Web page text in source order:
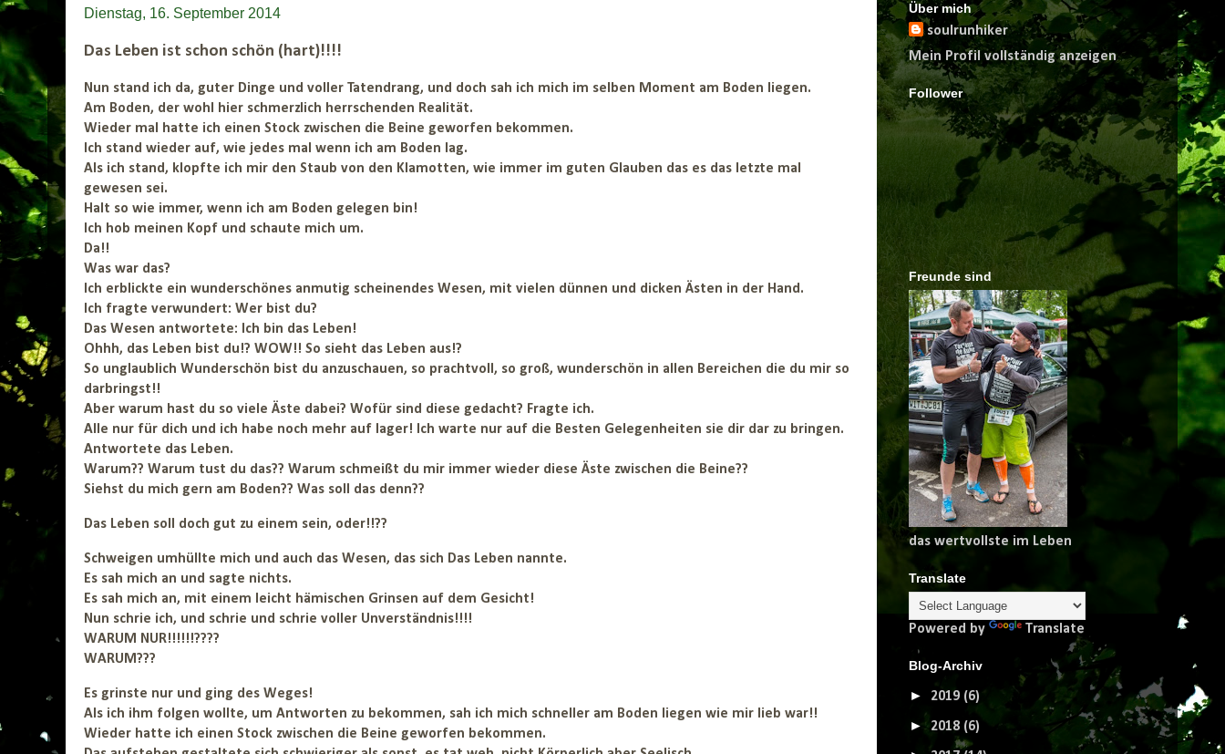
Dienstag, 16. September 2014
Das Leben ist schon schön (hart)!!!!
Nun stand ich da, guter Dinge und voller Tatendrang, und doch sah ich mich im selben Moment am Boden liegen.
Am Boden, der wohl hier schmerzlich herrschenden Realität.
Wieder mal hatte ich einen Stock zwischen die Beine geworfen bekommen.
Ich stand wieder auf, wie jedes mal wenn ich am Boden lag.
Als ich stand, klopfte ich mir den Staub von den Klamotten, wie immer im guten Glauben das es das letzte mal
gewesen sei.
Halt so wie immer, wenn ich am Boden gelegen bin!
Ich hob meinen Kopf und schaute mich um.
Da!!
Was war das?
Ich erblickte ein wunderschönes anmutig scheinendes Wesen, mit vielen dünnen und dicken Ästen in der Hand.
Ich fragte verwundert: Wer bist du?
Das Wesen antwortete: Ich bin das Leben!
Ohhh, das Leben bist du!? WOW!! So sieht das Leben aus!?
So unglaublich Wunderschön bist du anzuschauen, so prachtvoll, so groß, wunderschön in allen Bereichen die du mir so
darbringst!!
Aber warum hast du so viele Äste dabei? Wofür sind diese gedacht? Fragte ich.
Alle nur für dich und ich habe noch mehr auf lager! Ich warte nur auf die Besten Gelegenheiten sie dir dar zu bringen.
Antwortete das Leben.
Warum?? Warum tust du das?? Warum schmeißt du mir immer wieder diese Äste zwischen die Beine??
Siehst du mich gern am Boden?? Was soll das denn??
Das Leben soll doch gut zu einem sein, oder!!??
Schweigen umhüllte mich und auch das Wesen, das sich Das Leben nannte.
Es sah mich an und sagte nichts.
Es sah mich an, mit einem leicht hämischen Grinsen auf dem Gesicht!
Nun schrie ich, und schrie und schrie voller Unverständnis!!!!
WARUM NUR!!!!!!????
WARUM???
Es grinste nur und ging des Weges!
Als ich ihm folgen wollte, um Antworten zu bekommen, sah ich mich schneller am Boden liegen wie mir lieb war!!
Wieder hatte ich einen Stock zwischen die Beine geworfen bekommen.
Über mich
soulrunhiker
Mein Profil vollständig anzeigen
Follower
Freunde sind
das wertvollste im Leben
Translate
Powered by Translate
Blog-Archiv
► 2019 (6)
► 2018 (6)